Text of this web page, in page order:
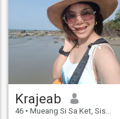
Krajeab
46 • Mueang Si Sa Ket, Sisaket, Thailand